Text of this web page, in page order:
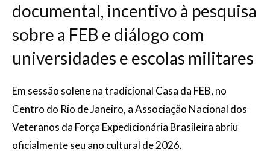
documental, incentivo à pesquisa
sobre a FEB e diálogo com
universidades e escolas militares
Em sessão solene na tradicional Casa da FEB, no
Centro do Rio de Janeiro, a Associação Nacional dos
Veteranos da Força Expedicionária Brasileira abriu
oficialmente seu ano cultural de 2026.